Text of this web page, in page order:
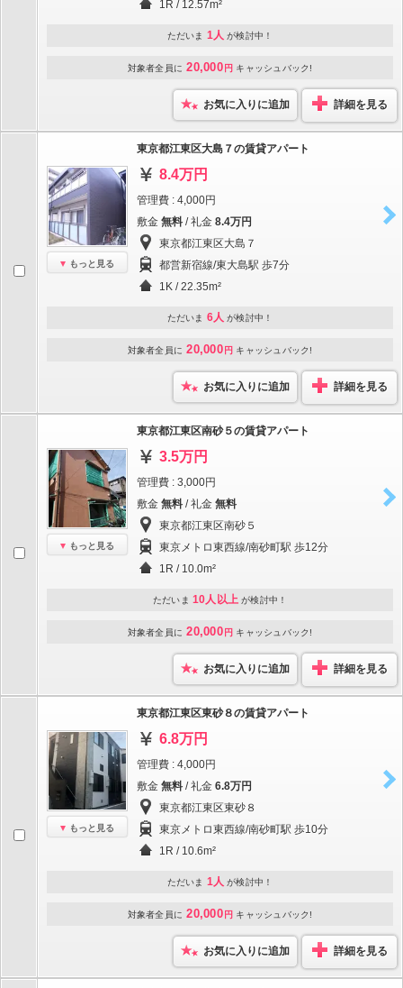
1R / 12.57m²
ただいま 1人 が検討中！
対象者全員に 20,000 円 キャッシュバック!
お気に入りに追加 詳細を見る
もっと見る
東京都江東区大島７の賃貸アパート
8.4万円
管理費 : 4,000円
敷金 無料 / 礼金 8.4万円
東京都江東区大島７
都営新宿線/東大島駅 歩7分
1K / 22.35m²
ただいま 6人 が検討中！
対象者全員に 20,000 円 キャッシュバック!
お気に入りに追加 詳細を見る
もっと見る
東京都江東区南砂５の賃貸アパート
3.5万円
管理費 : 3,000円
敷金 無料 / 礼金 無料
東京都江東区南砂５
東京メトロ東西線/南砂町駅 歩12分
1R / 10.0m²
ただいま 10人以上 が検討中！
対象者全員に 20,000 円 キャッシュバック!
お気に入りに追加 詳細を見る
もっと見る
東京都江東区東砂８の賃貸アパート
6.8万円
管理費 : 4,000円
敷金 無料 / 礼金 6.8万円
東京都江東区東砂８
東京メトロ東西線/南砂町駅 歩10分
1R / 10.6m²
ただいま 1人 が検討中！
対象者全員に 20,000 円 キャッシュバック!
お気に入りに追加 詳細を見る